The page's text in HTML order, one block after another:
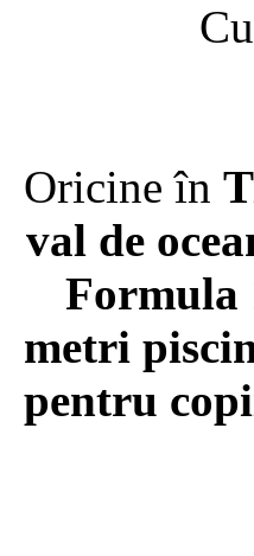
Cu
Oricine în
val de
Formula
metri
pentru